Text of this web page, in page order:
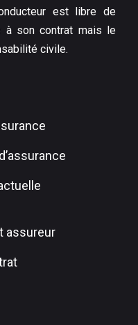
est libre de
à son contrat mais le
civile.
assureur